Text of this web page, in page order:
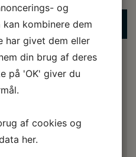
og
kombinere dem
har givet dem eller
din brug af deres
på 'OK' giver du
af cookies og
her.